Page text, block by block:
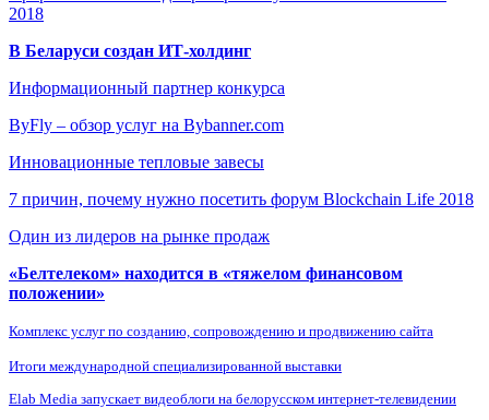
2018
В Беларуси создан ИТ-холдинг
Информационный партнер конкурса
ByFly – обзор услуг на Bybanner.com
Инновационные тепловые завесы
7 причин, почему нужно посетить форум Blockchain Life 2018
Один из лидеров на рынке продаж
«Белтелеком» находится в «тяжелом финансовом
положении»
Комплекс услуг по созданию, сопровождению и продвижению сайта
Итоги международной специализированной выставки
Elab Media запускает видеоблоги на белорусском интернет-телевидении